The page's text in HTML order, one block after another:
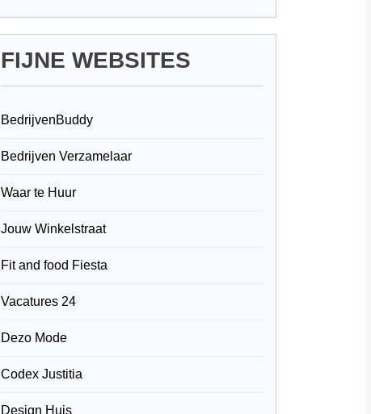
FIJNE WEBSITES
BedrijvenBuddy
Bedrijven Verzamelaar
Waar te Huur
Jouw Winkelstraat
Fit and food Fiesta
Vacatures 24
Dezo Mode
Codex Justitia
Design Huis